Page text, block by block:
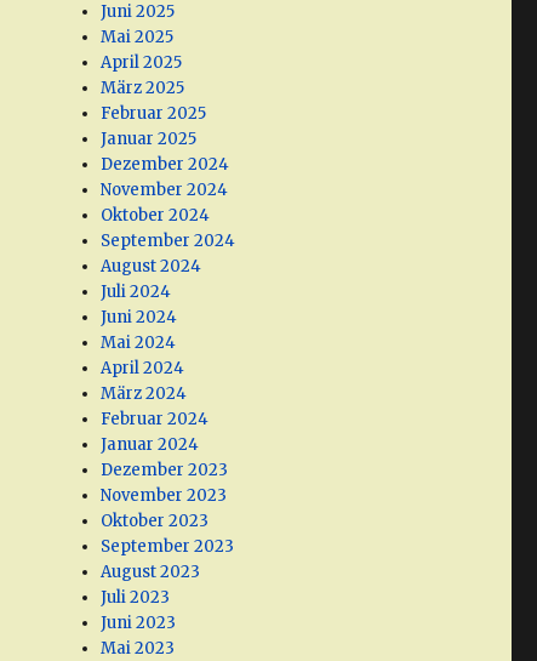
Juni 2025
Mai 2025
April 2025
März 2025
Februar 2025
Januar 2025
Dezember 2024
November 2024
Oktober 2024
September 2024
August 2024
Juli 2024
Juni 2024
Mai 2024
April 2024
März 2024
Februar 2024
Januar 2024
Dezember 2023
November 2023
Oktober 2023
September 2023
August 2023
Juli 2023
Juni 2023
Mai 2023